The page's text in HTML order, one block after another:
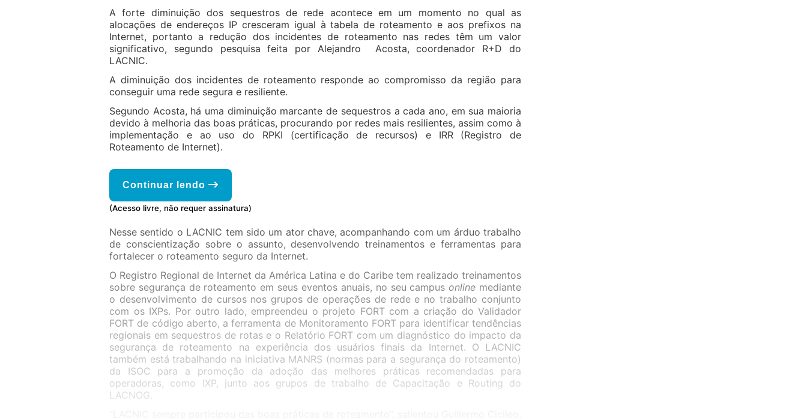
A forte diminuição dos sequestros de rede acontece em um momento no qual as
alocações de endereços IP cresceram igual à tabela de roteamento e aos prefixos na
Internet, portanto a redução dos incidentes de roteamento nas redes têm um valor
significativo, segundo pesquisa feita por Alejandro Acosta, coordenador R+D do
LACNIC.
A diminuição dos incidentes de roteamento responde ao compromisso da região para
conseguir uma rede segura e resiliente.
Segundo Acosta, há uma diminuição marcante de sequestros a cada ano, em sua maioria
devido à melhoria das boas práticas, procurando por redes mais resilientes, assim como à
implementação e ao uso do RPKI (certificação de recursos) e IRR (Registro de
Roteamento de Internet).
Continuar lendo
(Acesso livre, não requer assinatura)
Nesse sentido o LACNIC tem sido um ator chave, acompanhando com um árduo trabalho
de conscientização sobre o assunto, desenvolvendo treinamentos e ferramentas para
fortalecer o roteamento seguro da Internet.
O Registro Regional de Internet da América Latina e do Caribe tem realizado treinamentos
sobre segurança de roteamento em seus eventos anuais, no seu campus online mediante
o desenvolvimento de cursos nos grupos de operações de rede e no trabalho conjunto
com os IXPs. Por outro lado, empreendeu o projeto FORT com a criação do Validador
FORT de código aberto, a ferramenta de Monitoramento FORT para identificar tendências
regionais em sequestros de rotas e o Relatório FORT com um diagnóstico do impacto da
segurança de roteamento na experiência dos usuários finais da Internet. O LACNIC
também está trabalhando na iniciativa MANRS (normas para a segurança do roteamento)
da ISOC para a promoção da adoção das melhores práticas recomendadas para
operadoras, como IXP, junto aos grupos de trabalho de Capacitação e Routing do
LACNOG.